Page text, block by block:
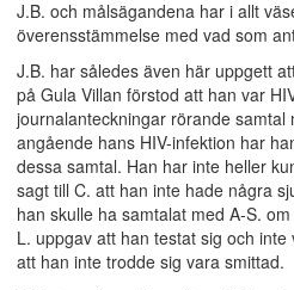
J.B. och målsägandena har i allt
överensstämmelse med vad som
J.B. har således även här uppgett
på Gula Villan förstod att han var
journalanteckningar rörande samtal
angående hans HIV-infektion har
dessa samtal. Han har inte heller
sagt till C. att han inte hade några
han skulle ha samtalat med A-S.
L. uppgav att han testat sig och
att han inte trodde sig vara smittad.